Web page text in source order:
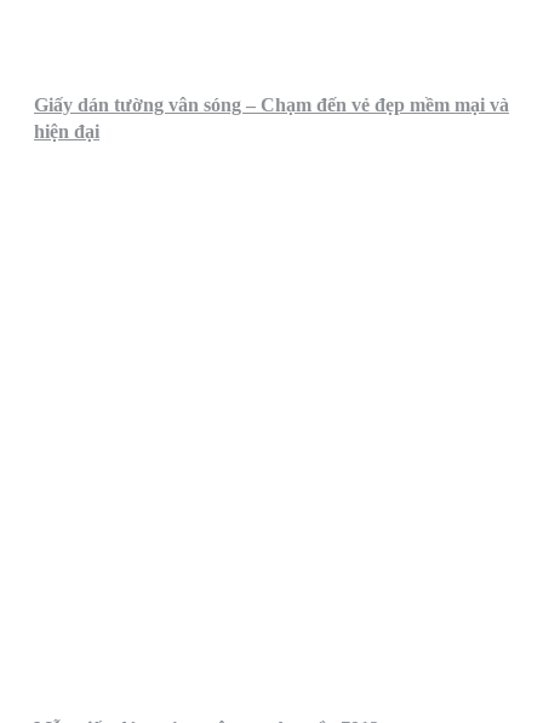
Giấy dán tường vân sóng – Chạm đến vẻ đẹp mềm mại và
hiện đại